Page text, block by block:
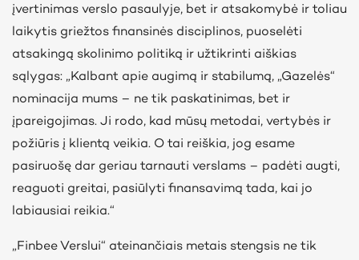
įvertinimas verslo pasaulyje, bet ir atsakomybė ir toliau
laikytis griežtos finansinės disciplinos, puoselėti
atsakingą skolinimo politiką ir užtikrinti aiškias
sąlygas: „Kalbant apie augimą ir stabilumą, „Gazelės“
nominacija mums – ne tik paskatinimas, bet ir
įpareigojimas. Ji rodo, kad mūsų metodai, vertybės ir
požiūris į klientą veikia. O tai reiškia, jog esame
pasiruošę dar geriau tarnauti verslams – padėti augti,
reaguoti greitai, pasiūlyti finansavimą tada, kai jo
labiausiai reikia.“
„Finbee Verslui“ ateinančiais metais stengsis ne tik